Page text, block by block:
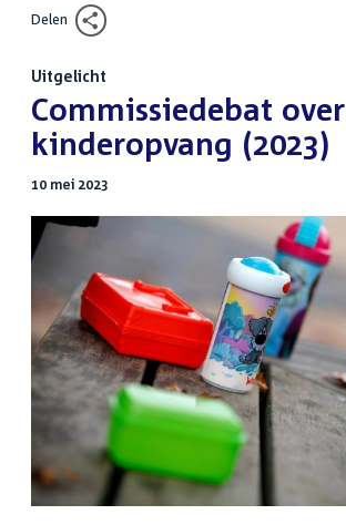
Delen
Uitgelicht
:Commissiedebat over
kinderopvang (2023)
10 mei 2023